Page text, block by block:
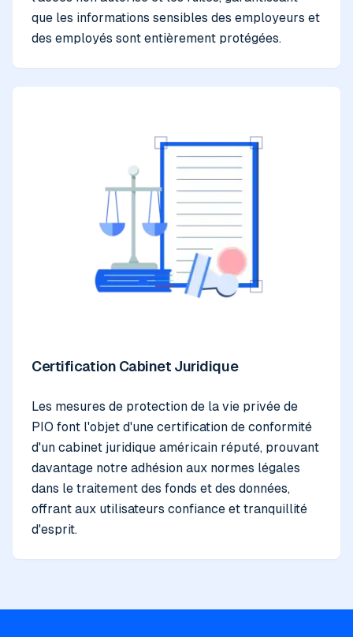
que les informations sensibles des employeurs et
des employés sont entièrement protégées.
Certification Cabinet Juridique
Les mesures de protection de la vie privée de
PIO font l'objet d'une certification de conformité
d'un cabinet juridique américain réputé, prouvant
davantage notre adhésion aux normes légales
dans le traitement des fonds et des données,
offrant aux utilisateurs confiance et tranquillité
d'esprit.